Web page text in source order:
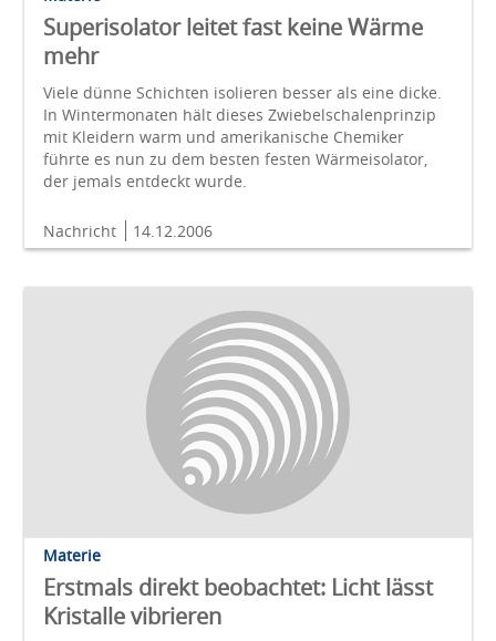
Superisolator leitet fast keine Wärme
mehr
Viele dünne Schichten isolieren besser als eine dicke.
In Wintermonaten hält dieses Zwiebelschalenprinzip
mit Kleidern warm und amerikanische Chemiker
führte es nun zu dem besten festen Wärmeisolator,
der jemals entdeckt wurde.
Nachricht 14.12.2006
Materie
Erstmals direkt beobachtet: Licht lässt
Kristalle vibrieren